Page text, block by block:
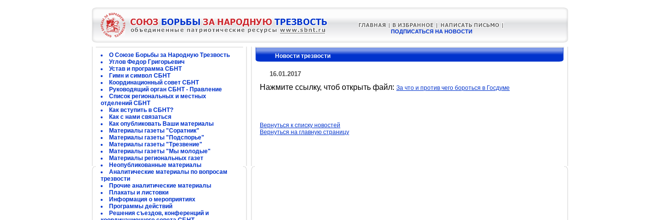
ПОДПИСАТЬСЯ НА НОВОСТИ
О Союзе Борьбы за Народную Трезвость
Углов Федор Григорьевич
Устав и программа СБНТ
Гимн и символ СБНТ
Координационный совет СБНТ
Руководящий орган СБНТ - Правление
Список региональных и местных
отделений СБНТ
Как вступить в СБНТ?
Как с нами связаться
Как опубликовать Ваши материалы
Материалы газеты "Соратник"
Материалы газеты "Подспорье"
Материалы газеты "Трезвение"
Материалы газеты "Мы молодые"
Материалы региональных газет
Неопубликованные материалы
Аналитические материалы по вопросам
трезвости
Прочие аналитические материалы
Плакаты и листовки
Информация о мероприятиях
Программы действий
Решения съездов, конференций и
Новости трезвости
16.01.2017
Нажмите ссылку, чтоб открыть файл: За что и против чего бороться в Госдуме
Вернуться к списку новостей
Вернуться на главную страницу